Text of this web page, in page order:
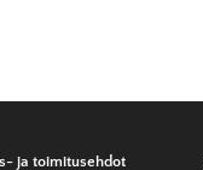
ja toimitusehdot